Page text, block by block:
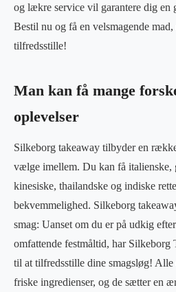
og lækre service vil garantere dig en
Bestil nu og få en velsmagende
tilfredsstille!
Man kan få mange
oplevelser
Silkeborg takeaway tilbyder en
vælge imellem. Du kan få italienske,
kinesiske, thailandske og indiske
bekvemmelighed. Silkeborg
smag: Uanset om du er på udkig
omfattende festmåltid, har Silkeborg
til at tilfredsstille dine smagsløg! Alle
friske ingredienser, og de sætter en